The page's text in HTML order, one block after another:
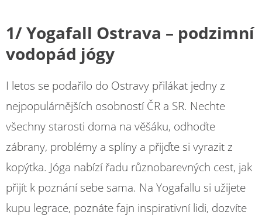
1/ Yogafall Ostrava – podzimní
vodopád jógy
I letos se podařilo do Ostravy přilákat jedny z
nejpopulárnějších osobností ČR a SR. Nechte
všechny starosti doma na věšáku, odhoďte
zábrany, problémy a splíny a přijďte si vyrazit z
kopýtka. Jóga nabízí řadu různobarevných cest, jak
přijít k poznání sebe sama. Na Yogafallu si užijete
kupu legrace, poznáte fajn inspirativní lidi, dozvíte